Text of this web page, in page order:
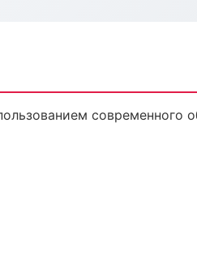
современного